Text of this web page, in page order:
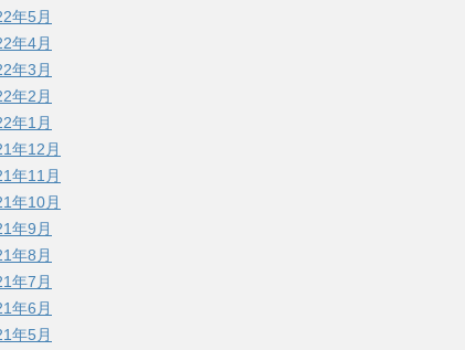
年5月
年4月
年3月
年2月
年1月
年12月
年11月
年10月
年9月
年8月
年7月
年6月
年5月